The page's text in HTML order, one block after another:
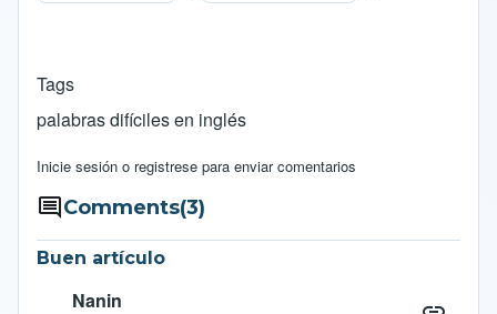
Tags
palabras difíciles en inglés
Inicie sesión o registrese para enviar comentarios
Comments(3)
Buen artículo
Nanin